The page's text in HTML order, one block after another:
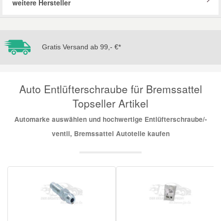
weitere Hersteller
Gratis Versand ab 99,- €*
Auto Entlüfterschraube für Bremssattel
Topseller Artikel
Automarke auswählen und hochwertige Entlüfterschraube/-
ventil, Bremssattel Autoteile kaufen
Mercedes Ersatzteile
Mitsubishi Ersatzteile
Nissan Ersatzteile
Seat Ersatzteile